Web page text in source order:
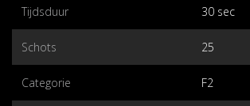
Tijdsduur 30 sec
Schots 25
Categorie F2